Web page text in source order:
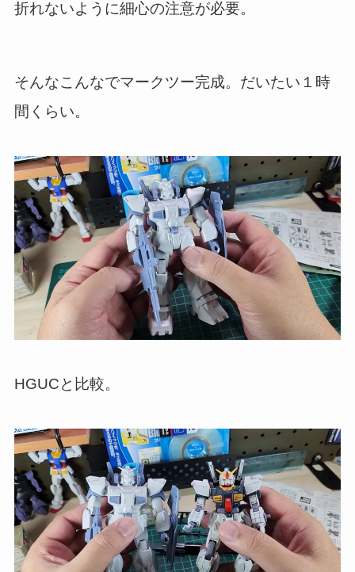
折れないように細心の注意が必要。
そんなこんなでマークツー完成。だいたい１時
間くらい。
HGUCと比較。